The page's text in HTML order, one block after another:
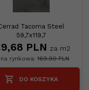
Tacoma Steel
59,7x119,7
68 PLN za m2
rynkowa: 169.90 PLN
DO KOSZYKA